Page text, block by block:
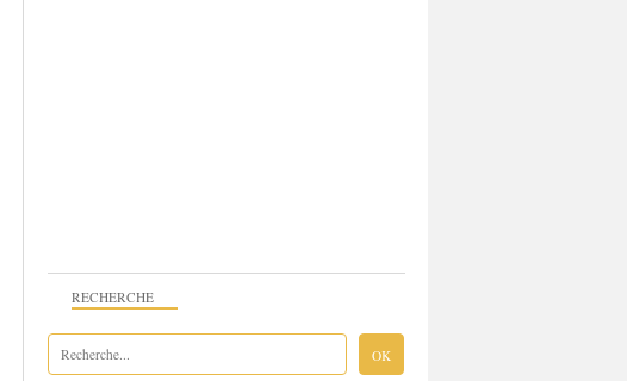
RECHERCHE